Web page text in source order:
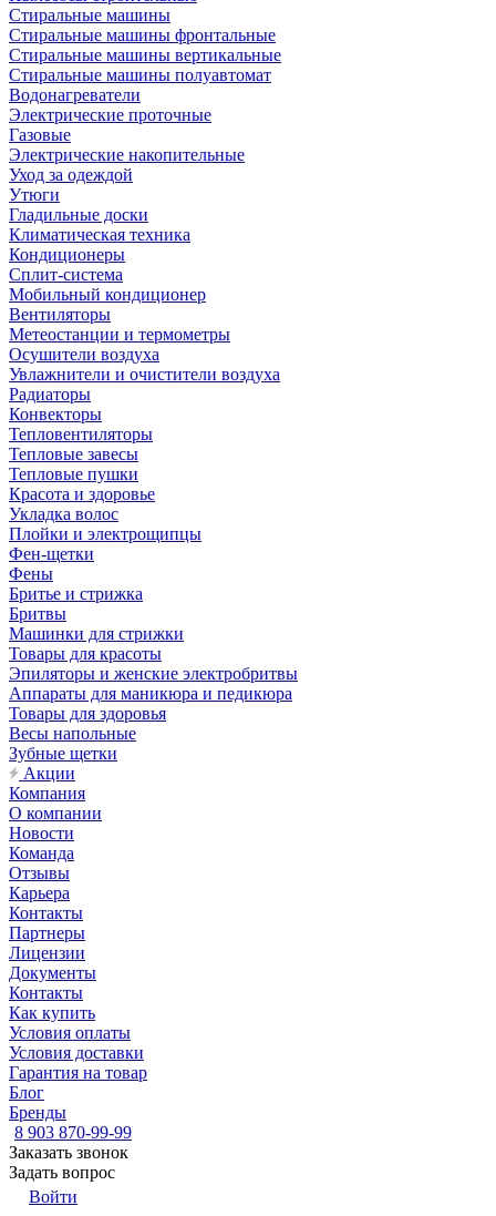
Стиральные машины
Стиральные машины фронтальные
Стиральные машины вертикальные
Стиральные машины полуавтомат
Водонагреватели
Электрические проточные
Газовые
Электрические накопительные
Уход за одеждой
Утюги
Гладильные доски
Климатическая техника
Кондиционеры
Сплит-система
Мобильный кондиционер
Вентиляторы
Метеостанции и термометры
Осушители воздуха
Увлажнители и очистители воздуха
Радиаторы
Конвекторы
Тепловентиляторы
Тепловые завесы
Тепловые пушки
Красота и здоровье
Укладка волос
Плойки и электрощипцы
Фен-щетки
Фены
Бритье и стрижка
Бритвы
Машинки для стрижки
Товары для красоты
Эпиляторы и женские электробритвы
Аппараты для маникюра и педикюра
Товары для здоровья
Весы напольные
Зубные щетки
Акции
Компания
О компании
Новости
Команда
Отзывы
Карьера
Контакты
Партнеры
Лицензии
Документы
Контакты
Как купить
Условия оплаты
Условия доставки
Гарантия на товар
Блог
Бренды
8 903 870-99-99
Заказать звонок
Задать вопрос
Войти